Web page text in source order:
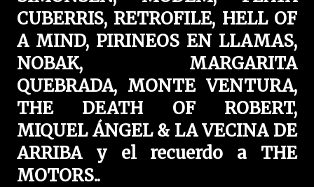
CUBERRIS, RETROFILE, HELL OF
A MIND, PIRINEOS EN LLAMAS,
NOBAK, MARGARITA
QUEBRADA, MONTE VENTURA,
THE DEATH OF ROBERT,
MIQUEL ÁNGEL & LA VECINA DE
ARRIBA y el recuerdo a THE
MOTORS..